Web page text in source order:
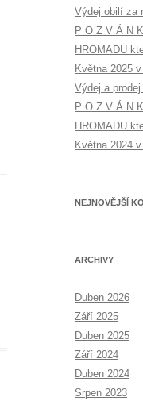
Výdej obilí za
P O Z V Á N
HROMADU
Května 2025
Výdej a
P O Z V Á N
HROMADU
Května 2024
NEJNOVĚJŠÍ
ARCHIVY
Duben 2026
Září 2025
Duben 2025
Září 2024
Duben 2024
Srpen 2023